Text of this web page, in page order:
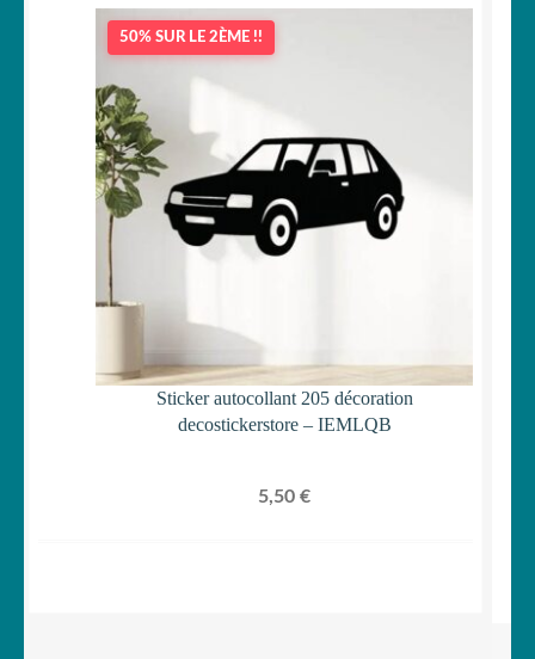
50% SUR LE 2ÈME !!
Sticker autocollant 205 décoration
decostickerstore – IEMLQB
5,50 €